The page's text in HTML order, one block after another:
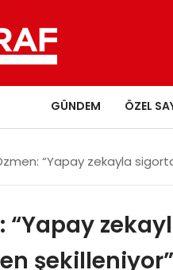
GÜNDEM ÖZEL
“Yapay zekayla
“Yapay
şekilleniyor”